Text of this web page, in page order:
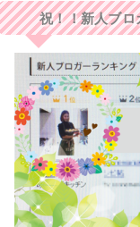
祝！！新人ブロ